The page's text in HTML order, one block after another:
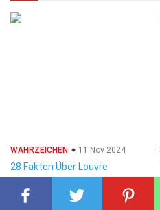
WAHRZEICHEN 11 Nov 2024
28 Fakten Über Louvre